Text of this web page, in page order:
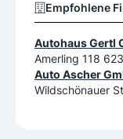
Empfohlene
Autohaus Gertl
Amerling 118
Auto Ascher
Wildschönauer